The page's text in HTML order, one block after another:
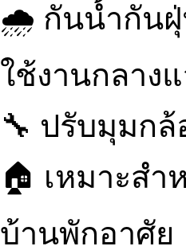
🌧️ กันน้ำกันฝุ่
ใช้งานกลาง
🔧 ปรับมุมกล้
🏠 เหมาะสำ
บ้านพักอาศัย